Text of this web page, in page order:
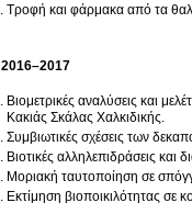
Τροφή και φάρμακα από τα
2016–2017
Βιομετρικές αναλύσεις και
Κακιάς Σκάλας Χαλκιδικής.
Συμβιωτικές σχέσεις των
Βιοτικές αλληλεπιδράσεις
Μοριακή ταυτοποίηση σε
Εκτίμηση βιοποικιλότητας σε